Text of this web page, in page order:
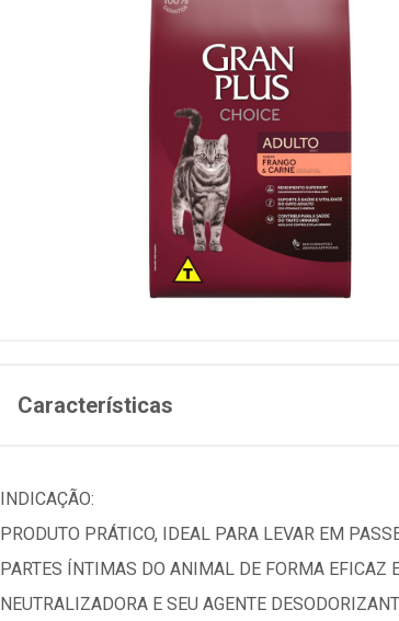
Características
INDICAÇÃO:
PRODUTO PRÁTICO, IDEAL PARA LEVAR EM
PARTES ÍNTIMAS DO ANIMAL DE FORMA EFICAZ
NEUTRALIZADORA E SEU AGENTE